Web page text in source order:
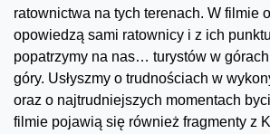
ratownictwa na tych terenach. W filmie
opowiedzą sami ratownicy i z ich
popatrzymy na nas… turystów w
góry. Usłyszmy o trudnościach w
oraz o najtrudniejszych momentach
filmie pojawią się również fragmenty z